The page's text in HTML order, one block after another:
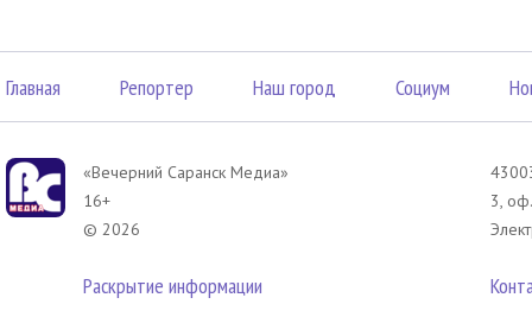
Главная Репортер Наш город Социум
«Вечерний Саранск Mедиа»
16+
© 2026
Раскрытие информации
3,